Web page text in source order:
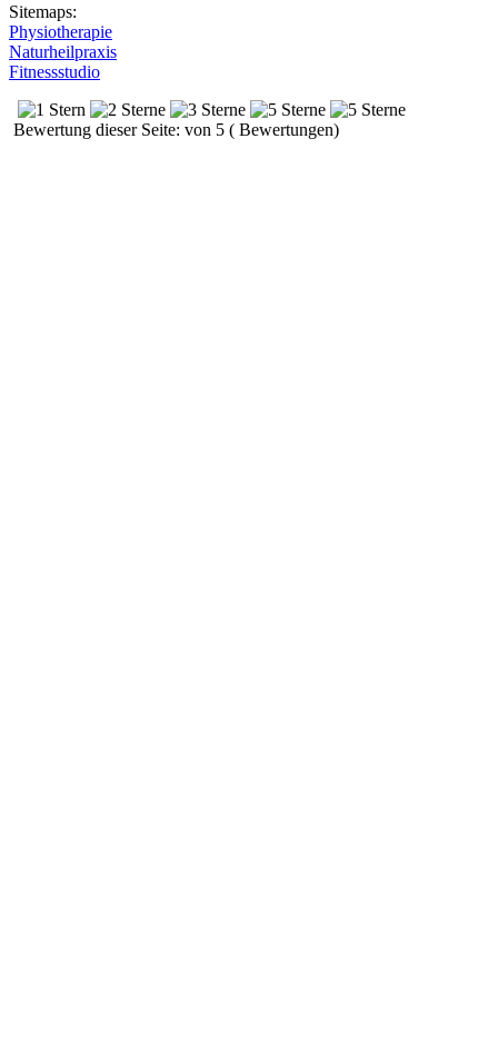
Sitemaps:
Physiotherapie
Naturheilpraxis
Fitnessstudio
Bewertung dieser Seite: von 5 ( Bewertungen)